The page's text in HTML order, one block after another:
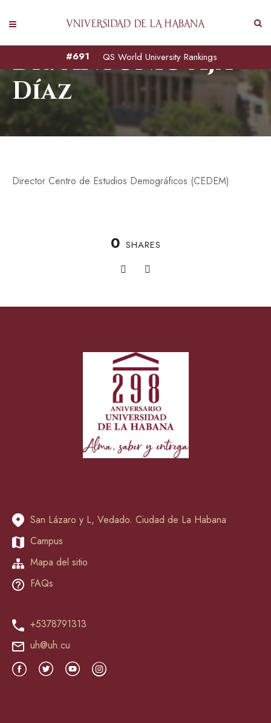
QS World University Rankings
#691
Dr. Antonio Aja
Díaz
Director Centro de Estudios Demográficos (CEDEM)
0 SHARES
San Lázaro y L, Vedado. Ciudad de La Habana
Campus
Mapa del sitio
FAQs
+5378791313
uh@uh.cu